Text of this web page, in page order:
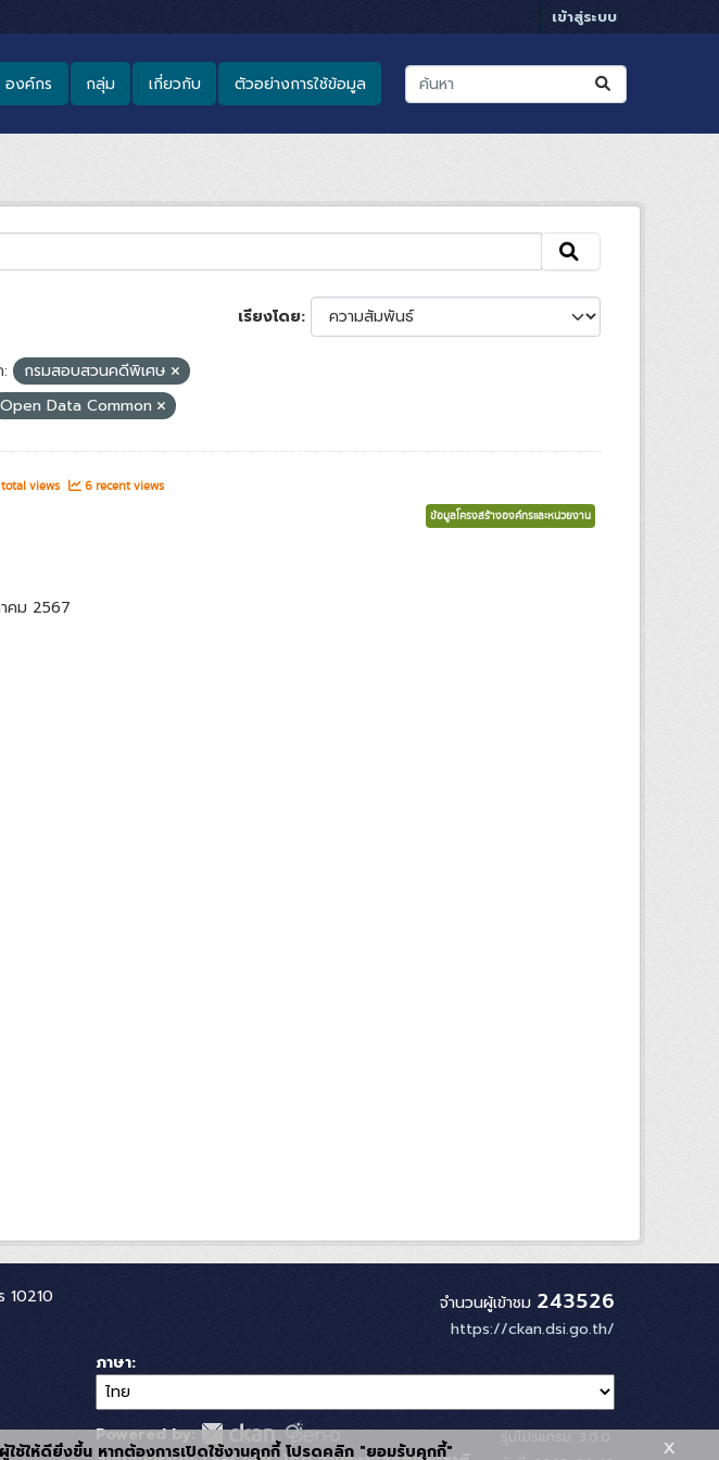
เข้าสู่ระบบ
องค์กร กลุ่ม เกี่ยวกับ ตัวอย่างการใช้ข้อมูล
เรียงโดย
กรมสอบสวนคดีพิเศษ
Open Data Common
views 6 recent views
ข้อมูลโครงสร้างองค์กรและหน่วยงาน
ม 2567
10210
จำนวนผู้เข้าชม 243526
https://ckan.dsi.go.th/
ภาษา
Powered by:
ใช้ให้ดียิ่งขึ้น หากต้องการเปิดใช้งานคุกกี้ โปรดคลิก "ยอมรับคุกกี้" x